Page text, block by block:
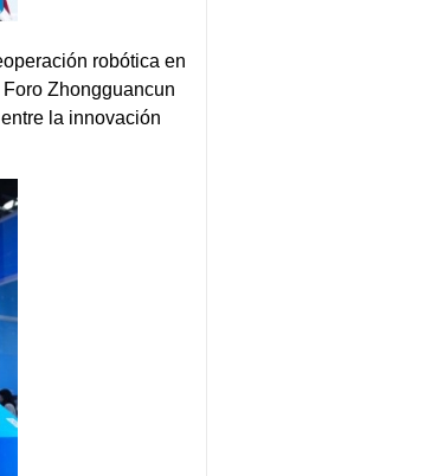
robótica en
Zhongguancun
la innovación